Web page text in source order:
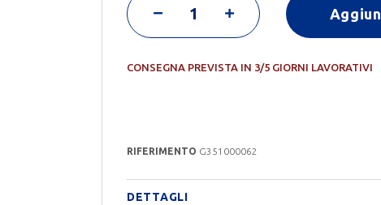
CONSEGNA PREVISTA IN 3/5 GIORNI LAVORATIVI
RIFERIMENTO G351000062
DETTAGLI